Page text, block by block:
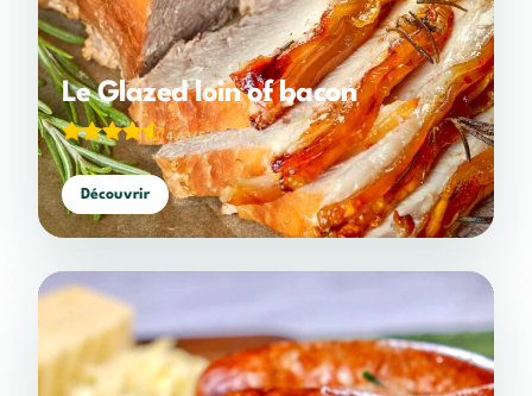
Le Glazed loin of bacon
4,43/5(7 votes)
Découvrir